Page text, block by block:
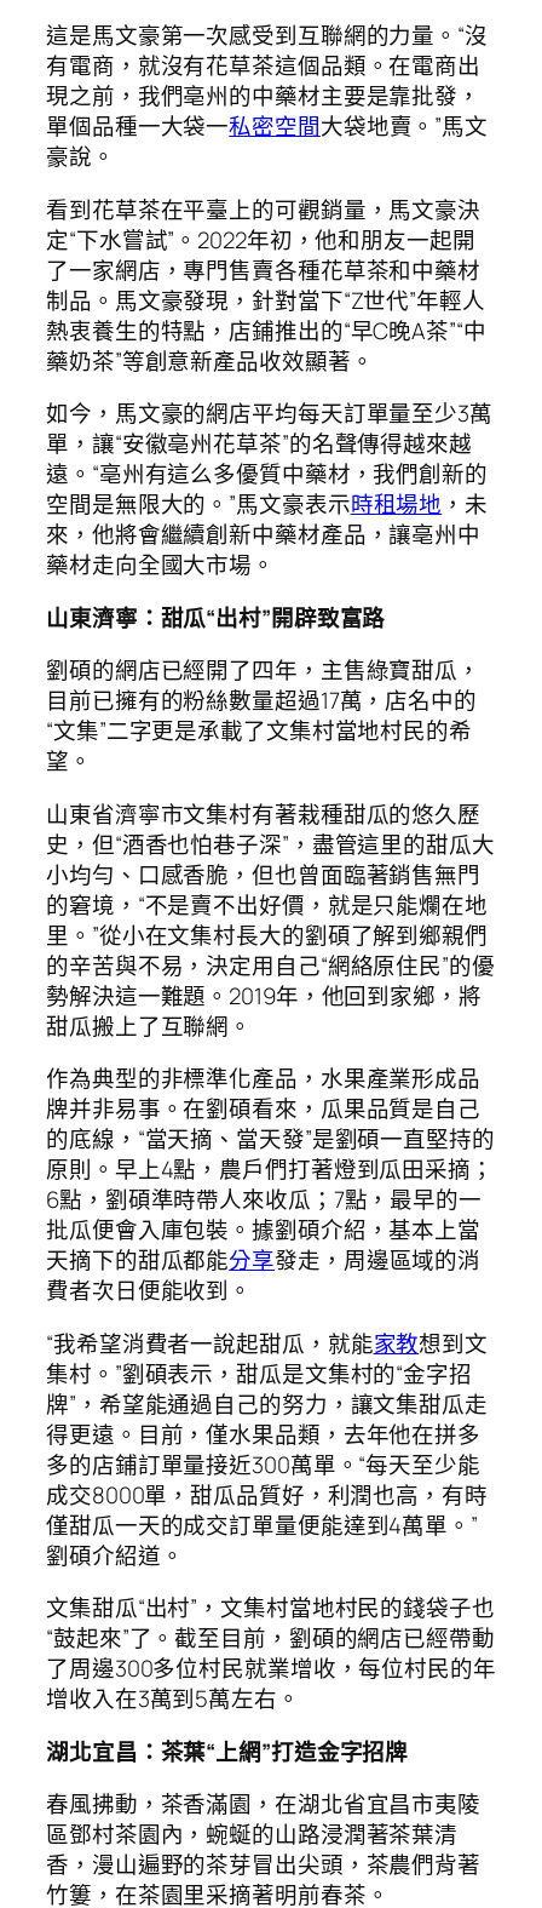
這是馬文豪第一次感受到互聯網的力量。“沒
有電商，就沒有花草茶這個品類。在電商出
現之前，我們亳州的中藥材主要是靠批發，
單個品種一大袋一私密空間大袋地賣。”馬文
豪說。
看到花草茶在平臺上的可觀銷量，馬文豪決
定“下水嘗試”。2022年初，他和朋友一起開
了一家網店，專門售賣各種花草茶和中藥材
制品。馬文豪發現，針對當下“Z世代”年輕人
熱衷養生的特點，店鋪推出的“早C晚A茶”“中
藥奶茶”等創意新產品收效顯著。
如今，馬文豪的網店平均每天訂單量至少3萬
單，讓“安徽亳州花草茶”的名聲傳得越來越
遠。“亳州有這么多優質中藥材，我們創新的
空間是無限大的。”馬文豪表示時租場地 ，未
來，他將會繼續創新中藥材產品，讓亳州中
藥材走向全國大市場。
山東濟寧：甜瓜“出村”開辟致富路
劉碩的網店已經開了四年，主售綠寶甜瓜，
目前已擁有的粉絲數量超過17萬，店名中的
“文集”二字更是承載了文集村當地村民的希
望。
山東省濟寧市文集村有著栽種甜瓜的悠久歷
史，但“酒香也怕巷子深”，盡管這里的甜瓜大
小均勻、口感香脆，但也曾面臨著銷售無門
的窘境，“不是賣不出好價，就是只能爛在地
里。”從小在文集村長大的劉碩了解到鄉親們
的辛苦與不易，決定用自己“網絡原住民”的優
勢解決這一難題。2019年，他回到家鄉，將
甜瓜搬上了互聯網。
作為典型的非標準化產品，水果產業形成品
牌并非易事。在劉碩看來，瓜果品質是自己
的底線，“當天摘、當天發”是劉碩一直堅持的
原則。早上4點，農戶們打著燈到瓜田采摘；
6點，劉碩準時帶人來收瓜；7點，最早的一
批瓜便會入庫包裝。據劉碩介紹，基本上當
天摘下的甜瓜都能分享發走，周邊區域的消
費者次日便能收到。
“我希望消費者一說起甜瓜，就能家教想到文
集村。”劉碩表示，甜瓜是文集村的“金字招
牌”，希望能通過自己的努力，讓文集甜瓜走
得更遠。目前，僅水果品類，去年他在拼多
多的店鋪訂單量接近300萬單。“每天至少能
成交8000單，甜瓜品質好，利潤也高，有時
僅甜瓜一天的成交訂單量便能達到4萬單。”
劉碩介紹道。
文集甜瓜“出村”，文集村當地村民的錢袋子也
“鼓起來”了。截至目前，劉碩的網店已經帶動
了周邊300多位村民就業增收，每位村民的年
增收入在3萬到5萬左右。
湖北宜昌：茶葉“上網”打造金字招牌
春風拂動，茶香滿園，在湖北省宜昌市夷陵
區鄧村茶園內，蜿蜒的山路浸潤著茶葉清
香，漫山遍野的茶芽冒出尖頭，茶農們背著
竹簍，在茶園里采摘著明前春茶。